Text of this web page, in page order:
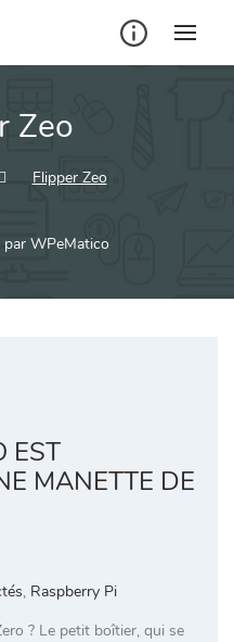
Zeo
Flipper Zeo
WPeMatico
EST
MANETTE DE
, Raspberry Pi
? Le petit boîtier, qui se